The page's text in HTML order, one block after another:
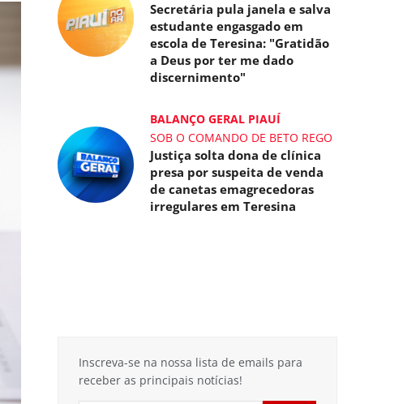
Secretária pula janela e salva
estudante engasgado em
escola de Teresina: "Gratidão
a Deus por ter me dado
discernimento"
BALANÇO GERAL PIAUÍ
SOB O COMANDO DE BETO REGO
Justiça solta dona de clínica
presa por suspeita de venda
de canetas emagrecedoras
irregulares em Teresina
Inscreva-se na nossa lista de emails para
receber as principais notícias!